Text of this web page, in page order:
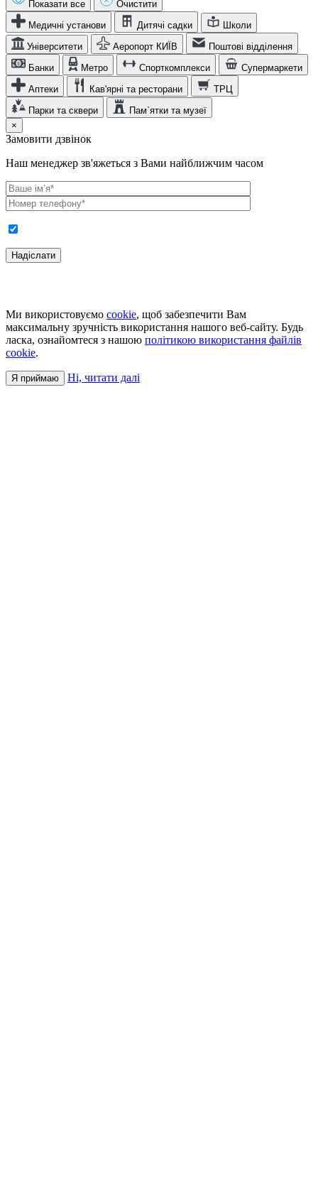
Показати все
Очистити
Медичні установи
Дитячі садки
Школи
Університети
Аеропорт КИЇВ
Поштові відділення
Банки
Метро Спорткомплекси
Супермаркети
Аптеки
Кав'ярні та ресторани
ТРЦ
Парки та сквери
Пам`ятки та музеї
×
Замовити дзвінок
Наш менеджер зв'яжеться з Вами найближчим часом
Ми використовуємо cookie, щоб забезпечити Вам
максимальну зручність використання нашого веб-сайту. Будь
ласка, ознайомтеся з нашою політикою використання файлів
cookie.
Я приймаю Ні, читати далі